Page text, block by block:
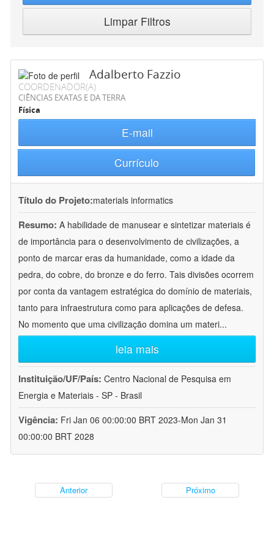
Limpar Filtros
Adalberto Fazzio
COORDENADOR(A)
CIÊNCIAS EXATAS E DA TERRA
Física
E-mail
Currículo
Título do Projeto:materials informatics
Resumo: A habilidade de manusear e sintetizar materiais é
de importância para o desenvolvimento de civilizações, a
ponto de marcar eras da humanidade, como a idade da
pedra, do cobre, do bronze e do ferro. Tais divisões ocorrem
por conta da vantagem estratégica do domínio de materiais,
tanto para infraestrutura como para aplicações de defesa.
No momento que uma civilização domina um materi...
leia mais
Instituição/UF/País: Centro Nacional de Pesquisa em
Energia e Materiais - SP - Brasil
Vigência: Fri Jan 06 00:00:00 BRT 2023-Mon Jan 31
00:00:00 BRT 2028
Anterior Próximo